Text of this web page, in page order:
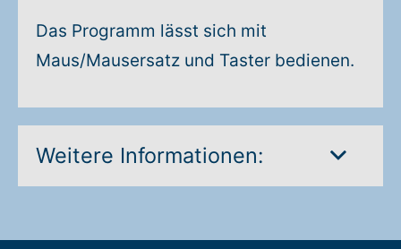
Das Programm lässt sich mit
Maus/Mausersatz und Taster bedienen.
Weitere Informationen: